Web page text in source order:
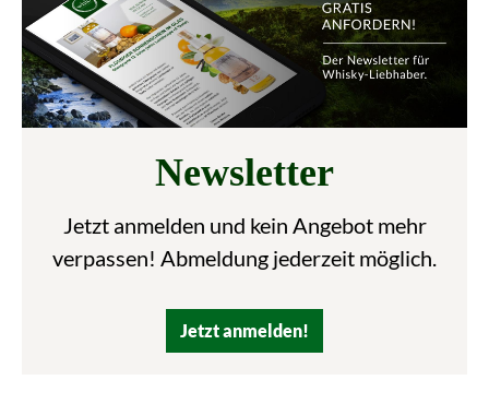
Newsletter
Jetzt anmelden und kein Angebot mehr
verpassen! Abmeldung jederzeit möglich.
Jetzt anmelden!